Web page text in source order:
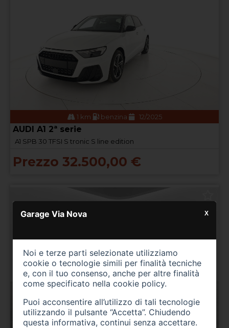
1 km benzina 12/2025
AUDI A1 2ª serie
A1 SPB 30 TFSI S tronic S line edition
Prezzo 32.500,00 €
Garage Via Nova
Noi e terze parti selezionate utilizziamo
cookie o tecnologie simili per finalità tecniche
e, con il tuo consenso, anche per altre finalità
come specificato nella cookie policy.
Puoi acconsentire all’utilizzo di tali tecnologie
utilizzando il pulsante “Accetta”. Chiudendo
questa informativa, continui senza accettare.
X